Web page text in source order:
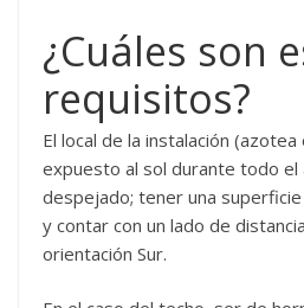
¿Cuáles son
requisitos?
El local de la instalación
expuesto al sol durante todo el
despejado; tener una
y contar con un lado de
orientación Sur.